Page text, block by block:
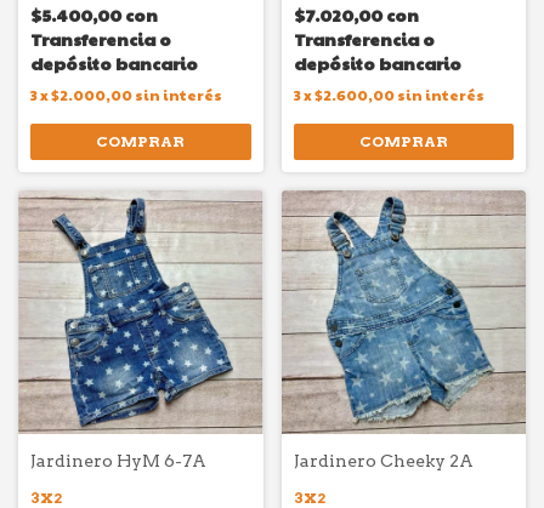
$5.400,00con
Transferencia o
depósito bancario
3x$2.000,00sin interés
COMPRAR
$7.020,00con
Transferencia o
depósito bancario
3x$2.600,00 sin interés
COMPRAR
Jardinero HyM 6-7A
3X2
Jardinero Cheeky 2A
3X2